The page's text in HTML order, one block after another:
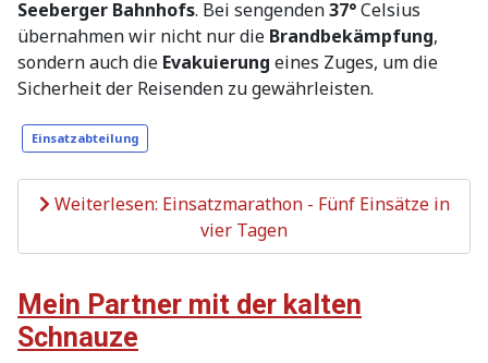
Seeberger Bahnhofs. Bei sengenden37°Celsius
übernahmen wir nicht nur die Brandbekämpfung,
sondern auch die Evakuierung eines Zuges, um die
Sicherheit der Reisenden zu gewährleisten.
Einsatzabteilung
Weiterlesen: Einsatzmarathon - Fünf Einsätze in
vier Tagen
Mein Partner mit der kalten
Schnauze